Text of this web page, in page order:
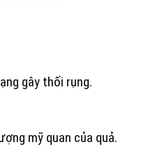
gây thối rụng.
mỹ quan của quả.